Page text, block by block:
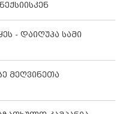
- დაიღუპა სამი
მეღვინეთა